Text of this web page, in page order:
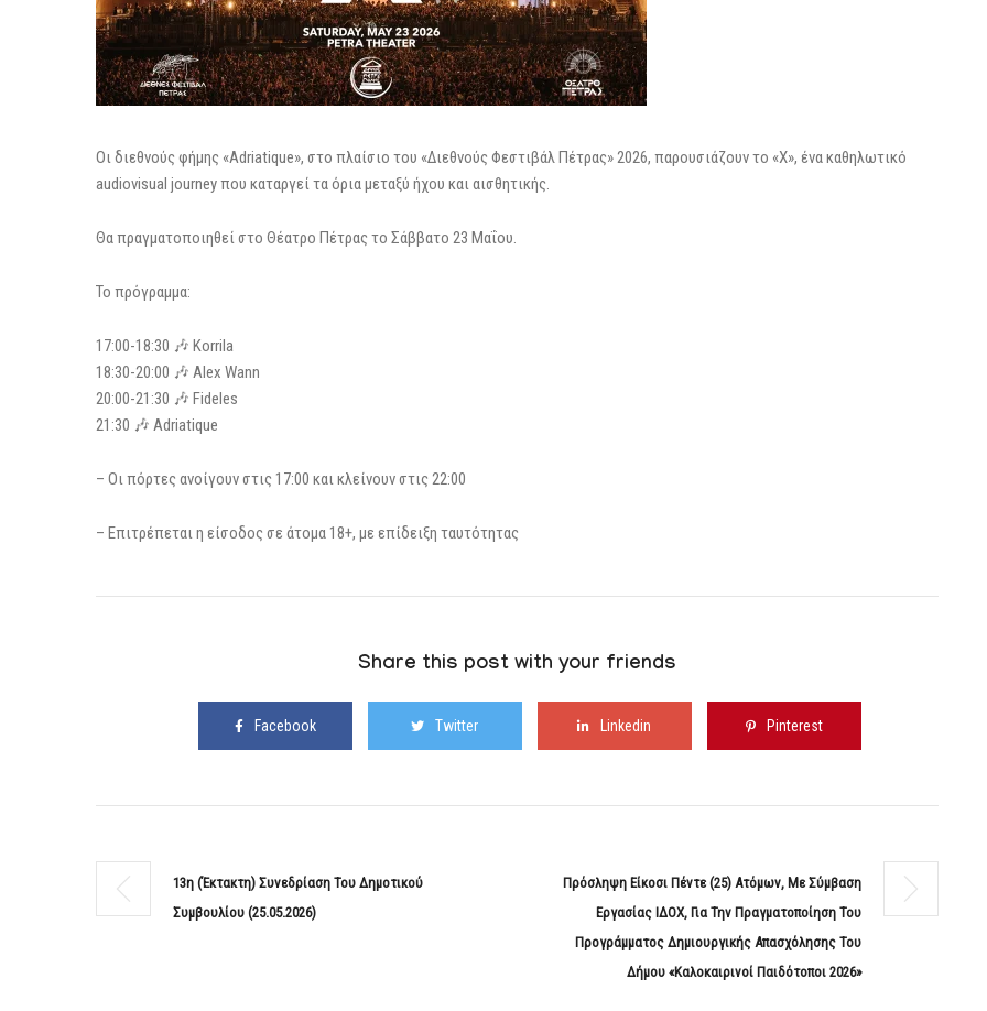
Οι διεθνούς φήμης «Adriatique», στο πλαίσιο του «Διεθνούς Φεστιβάλ Πέτρας» 2026, παρουσιάζουν το «X», ένα καθηλωτικό
audiovisual journey που καταργεί τα όρια μεταξύ ήχου και αισθητικής.
Θα πραγματοποιηθεί στο Θέατρο Πέτρας το Σάββατο 23 Μαΐου.
Το πρόγραμμα:
17:00-18:30 🎶 Korrila
18:30-20:00 🎶 Alex Wann
20:00-21:30 🎶 Fideles
21:30 🎶 Adriatique
– Οι πόρτες ανοίγουν στις 17:00 και κλείνουν στις 22:00
– Επιτρέπεται η είσοδος σε άτομα 18+, με επίδειξη ταυτότητας
Share this post with your friends
Facebook Twitter Linkedin Pinterest
13η (Έκτακτη) Συνεδρίαση Του Δημοτικού
Συμβουλίου (25.05.2026)
Πρόσληψη Είκοσι Πέντε (25) Ατόμων, Με Σύμβαση
Εργασίας ΙΔΟΧ, Για Την Πραγματοποίηση Του
Προγράμματος Δημιουργικής Απασχόλησης Του
Δήμου «Καλοκαιρινοί Παιδότοποι 2026»